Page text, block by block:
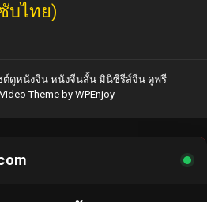
บไทย)
ต์ดูหนังจีน หนังจีนสั้น มินิซีรีส์จีน ดูฟรี -
Themeby WPEnjoy